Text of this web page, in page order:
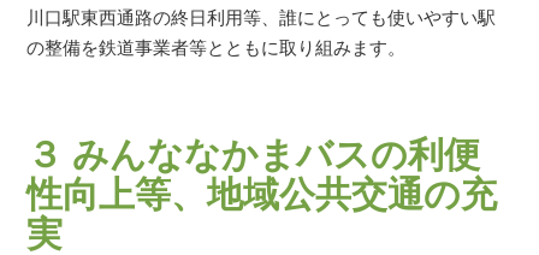
川口駅東西通路の終日利用等、誰にとっても使いやすい駅
の整備を鉄道事業者等とともに取り組みます。
３ みんななかまバスの利便
性向上等、地域公共交通の充
実